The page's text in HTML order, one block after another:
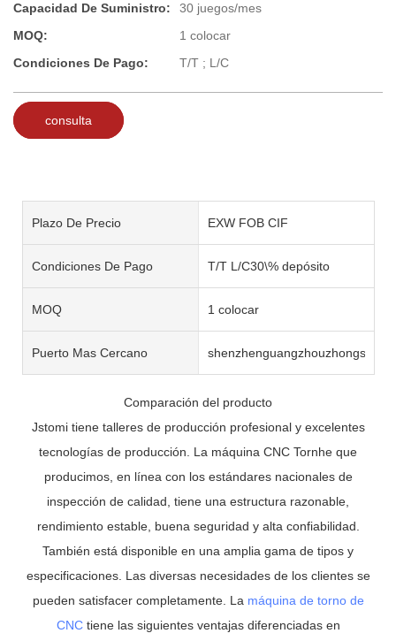
Capacidad De Suministro:
30 juegos/mes
MOQ:
1 colocar
Condiciones De Pago:
T/T ; L/C
consulta
Plazo De Precio EXW FOB CIF
Condiciones De Pago T/T L/C30\% depósito
MOQ 1 colocar
Puerto Mas Cercano shenzhenguangzhouzhongshan
Comparación del producto
Jstomi tiene talleres de producción profesional y excelentes
tecnologías de producción. La máquina CNC Tornhe que
producimos, en línea con los estándares nacionales de
inspección de calidad, tiene una estructura razonable,
rendimiento estable, buena seguridad y alta confiabilidad.
También está disponible en una amplia gama de tipos y
especificaciones. Las diversas necesidades de los clientes se
pueden satisfacer completamente. La máquina de torno de
CNCtiene las siguientes ventajas diferenciadas en